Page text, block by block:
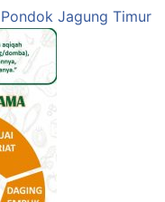
Jagung Timur